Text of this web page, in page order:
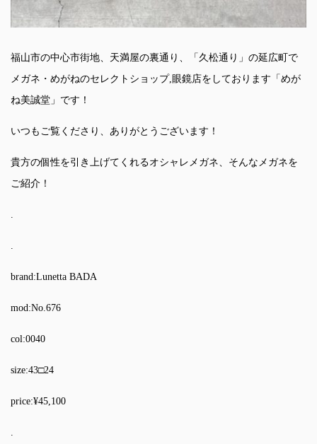
福山市の中心市街地、天満屋の裏通り、「久松通り」の延広町で
メガネ・めがねのセレクトショップ,眼鏡店をしております「めが
ね美誠堂」です！
いつもご覧くださり、ありがとうございます！
貴方の個性を引き上げてくれるオシャレメガネ、そんなメガネを
ご紹介！
.
.
brand:Lunetta BADA
mod:No.676
col:0040
size:43□24
price:¥45,100
.